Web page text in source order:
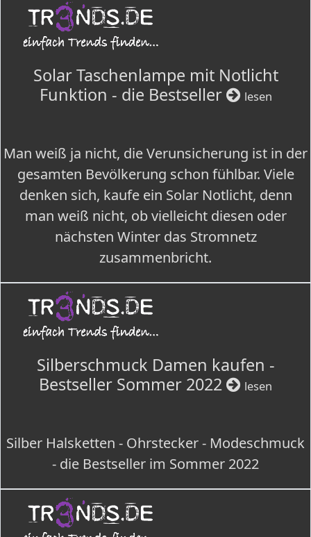
Solar Taschenlampe mit Notlicht
Funktion - die Bestseller
lesen
Man weiß ja nicht, die Verunsicherung ist in der
gesamten Bevölkerung schon fühlbar. Viele
denken sich, kaufe ein Solar Notlicht, denn
man weiß nicht, ob vielleicht diesen oder
nächsten Winter das Stromnetz
zusammenbricht.
Silberschmuck Damen kaufen -
Bestseller Sommer 2022
lesen
Silber Halsketten - Ohrstecker - Modeschmuck
- die Bestseller im Sommer 2022